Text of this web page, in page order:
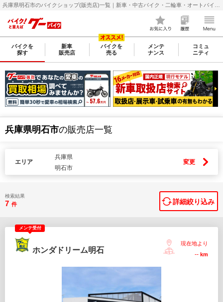
バイクを
探す
新車
販売店
バイクを
売る
メンテ
ナンス
コミュ
ニティ
兵庫県明石市の販売店一覧
エリア
兵庫県
明石市
変更
検索結果
7 件 詳細絞り込み
メンテ受付
ホンダドリーム明石
現在地より
-- km